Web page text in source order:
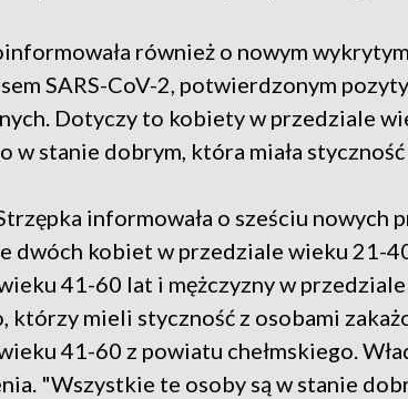
również o nowym
SARS-CoV-2, potwierdzonym
Dotyczy to kobiety w przedziale
w stanie dobrym, która miała
informowała o sześciu nowych
dwóch kobiet w przedziale wieku 21-
41-60 lat i mężczyzny w
którzy mieli styczność z osobami
41-60 z powiatu chełmskiego.
"Wszystkie te osoby są w stanie